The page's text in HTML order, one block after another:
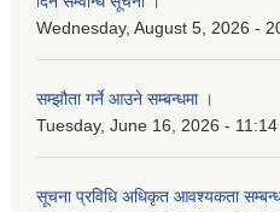
Wednesday, August 5, 2026 -
सम्झौता गर्ने आउने सम्बन्धमा ।
Tuesday, June 16, 2026 - 11:14
सूचना प्रविधि अधिकृत आवश्यकता